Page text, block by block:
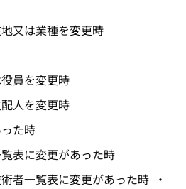
又は業種を変更時
員を変更時
人を変更時
た時
表に変更があった時
者一覧表に変更があった時 ・